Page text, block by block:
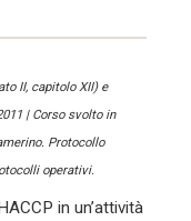
II, capitolo XII) e
| Corso svolto in
Protocollo
operativi.
in un’attività